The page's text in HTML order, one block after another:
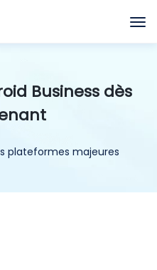
Business dès
plateformes majeures